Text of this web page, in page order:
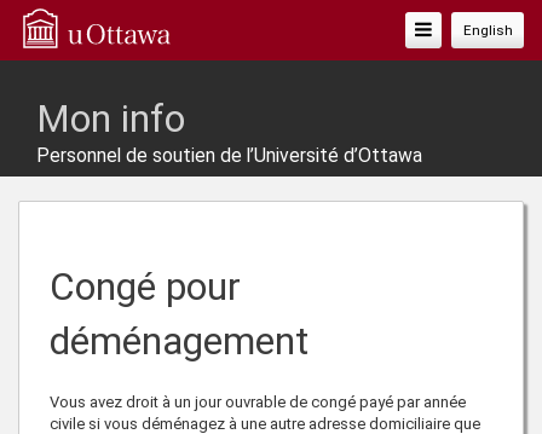
English
Basculer
La
Mon info
Personnel de soutien de l’Université d’Ottawa
Congé pour
déménagement
Vous avez droit à un jour ouvrable de congé payé par année
civile si vous déménagez à une autre adresse domiciliaire que